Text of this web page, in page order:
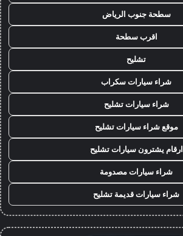
سطحة جنوب الرياض
اقرب سطحة
تشليح
شراء سيارات سكراب
شراء سيارات تشليح
موقع شراء سيارات تشليح
ارقام يشترون سيارات تشليح
شراء سيارات مصدومة
شراء سيارات قديمة تشليح